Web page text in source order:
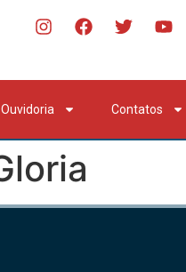
Ouvidoria Contatos